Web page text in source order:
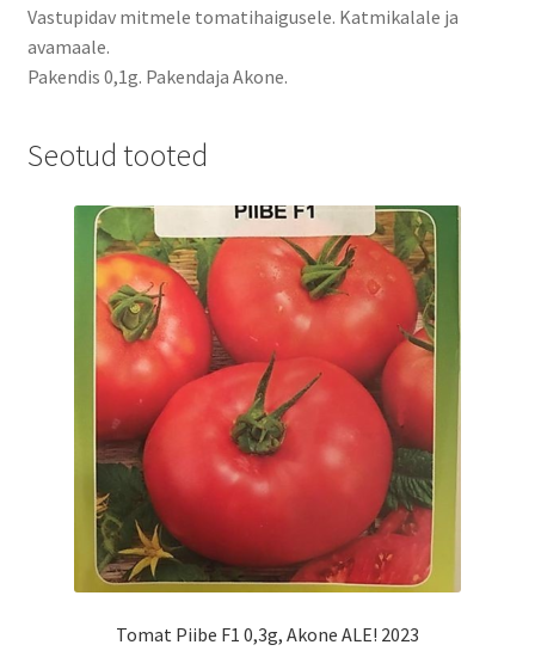
Vastupidav mitmele tomatihaigusele. Katmikalale ja
avamaale.
Pakendis 0,1g. Pakendaja Akone.
Seotud tooted
Tomat Piibe F1 0,3g, Akone ALE! 2023